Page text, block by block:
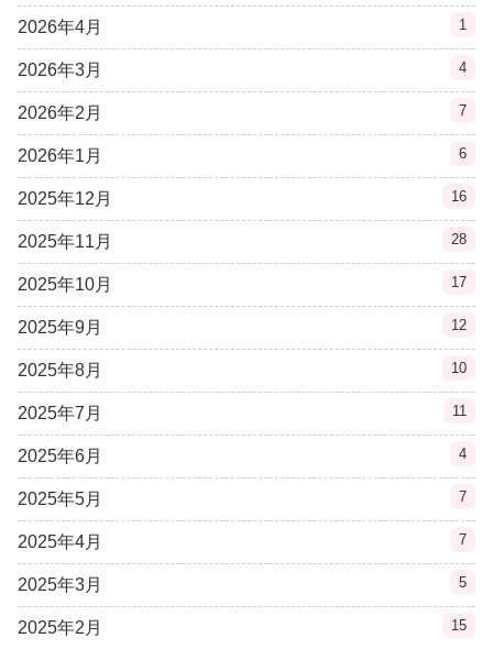
2026年4月 1
2026年3月 4
2026年2月 7
2026年1月 6
2025年12月 16
2025年11月 28
2025年10月 17
2025年9月 12
2025年8月 10
2025年7月 11
2025年6月 4
2025年5月 7
2025年4月 7
2025年3月 5
2025年2月 15